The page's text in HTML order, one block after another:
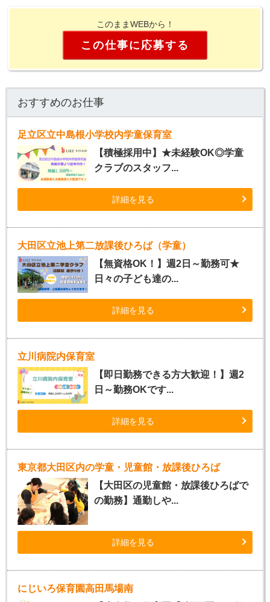
このままWEBから！
この仕事に応募する
おすすめのお仕事
足立区立中島根小学校内学童保育室
【積極採用中】★未経験OK◎学童
クラブのスタッフ...
詳細を見る
大田区立池上第二放課後ひろば（学童）
【無資格OK！】週2日～勤務可★
日々の子ども達の...
詳細を見る
立川病院内保育室
【即日勤務できる方大歓迎！】週2
日～勤務OKです...
詳細を見る
東京都大田区内の学童・児童館・放課後ひろば
【大田区の児童館・放課後ひろばで
の勤務】通勤しや...
詳細を見る
にじいろ保育園高田馬場南